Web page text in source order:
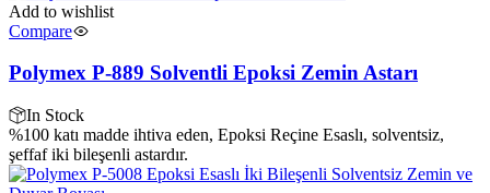
Add to wishlist
Compare
Polymex P-889 Solventli Epoksi Zemin Astarı
In Stock
%100 katı madde ihtiva eden, Epoksi Reçine Esaslı, solventsiz,
şeffaf iki bileşenli astardır.